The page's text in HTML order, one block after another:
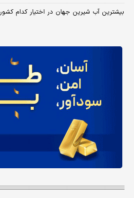
بیشترین آب شیرین جهان در اختیار کدام